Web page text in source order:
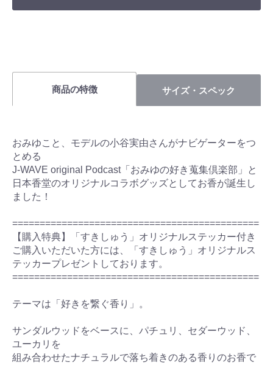
商品の特徴 サイズ・スペック
おみゆこと、モデルの小谷実由さんがナビゲーターをつ
とめる
J-WAVE original Podcast「おみゆの好き蒐集倶楽部」と
日本香堂のオリジナルコラボグッズとしてお香が誕生し
ました！
=============================================
【購入特典】「すきしゅう」オリジナルステッカー付き
ご購入いただいた方には、「すきしゅう」オリジナルス
テッカープレゼントしております。
=============================================
テーマは「好きを繋ぐ香り」。
サンダルウッドをベースに、パチュリ、セダーウッド、
ユーカリを
組み合わせたナチュラルで落ち着きのある香りのお香で